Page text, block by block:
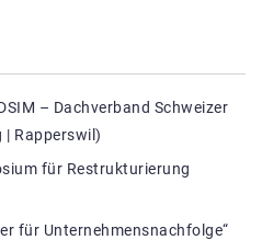
– Dachverband Schweizer
Rapperswil)
für Restrukturierung
für Unternehmensnachfolge“